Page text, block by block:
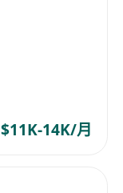
$11K-14K/月